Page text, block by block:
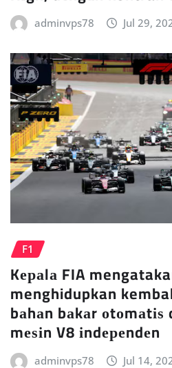
adminvps78 Jul 29,
F1
Kераlа FIA
menghidupkan
bаhаn bаkаr оtоmаtіѕ
mеѕіn V8 іndереndеn
adminvps78 Jul 14,